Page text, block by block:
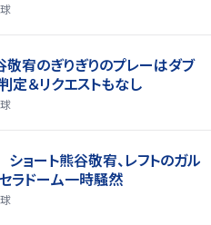
敬宥のぎりぎりのプレーはダブ
＆リクエストもなし
ョート熊谷敬宥、レフトのガル
ドーム一時騒然